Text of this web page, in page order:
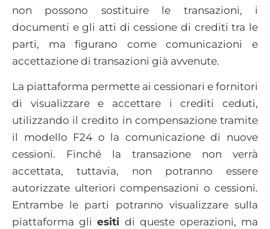
non possono sostituire le transazioni, i
documenti e gli atti di cessione di crediti tra le
parti, ma figurano come comunicazioni e
accettazione di transazioni già avvenute.
La piattaforma permette ai cessionari e fornitori
di visualizzare e accettare i crediti ceduti,
utilizzando il credito in compensazione tramite
il modello F24 o la comunicazione di nuove
cessioni. Finché la transazione non verrà
accettata, tuttavia, non potranno essere
autorizzate ulteriori compensazioni o cessioni.
Entrambe le parti potranno visualizzare sulla
piattaforma gliesiti di queste operazioni, ma